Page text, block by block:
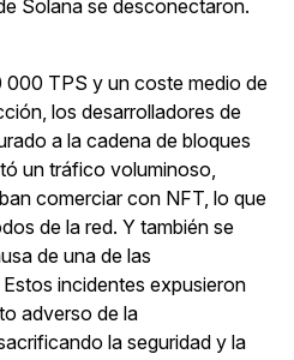
Solana se desconectaron.
000 TPS y un coste medio de
los desarrolladores de
a la cadena de bloques
un tráfico voluminoso,
comerciar con NFT, lo que
de la red. Y también se
de una de las
incidentes expusieron
adverso de la
la seguridad y la